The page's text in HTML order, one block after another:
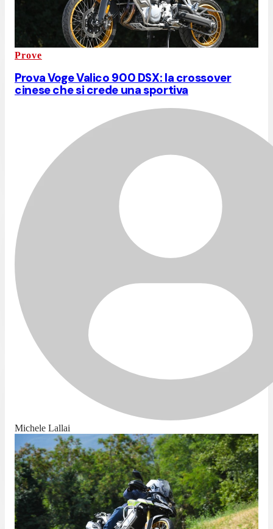
Prove
Prova Voge Valico 900 DSX: la crossover
cinese che si crede una sportiva
Michele Lallai